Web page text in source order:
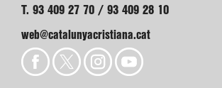
T. 93 409 27 70 / 93 409 28 10
web@catalunyacristiana.cat